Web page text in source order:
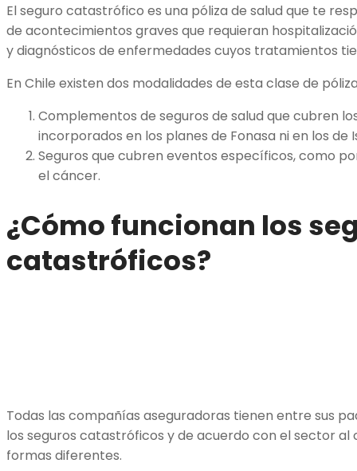
El seguro catastrófico es una póliza de salud que te
de acontecimientos graves que requieran
y diagnósticos de enfermedades cuyos tratamientos
En Chile existen dos modalidades de esta clase de
Complementos de seguros de salud que cubren
incorporados en los planes de Fonasa ni en los de
Seguros que cubren eventos específicos, como
el cáncer.
¿Cómo funcionan los
catastróficos?
Todas las compañías aseguradoras tienen entre sus
los seguros catastróficos y de acuerdo con el sector
formas diferentes.